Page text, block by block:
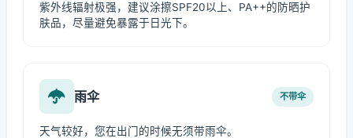
紫外线辐射极强，建议涂擦SPF20以上、PA++的防晒护
肤品，尽量避免暴露于日光下。
雨伞 不带伞
天气较好，您在出门的时候无须带雨伞。